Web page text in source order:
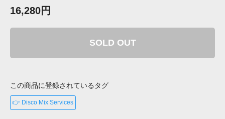
16,280円
SOLD OUT
この商品に登録されているタグ
👉 Disco Mix Services